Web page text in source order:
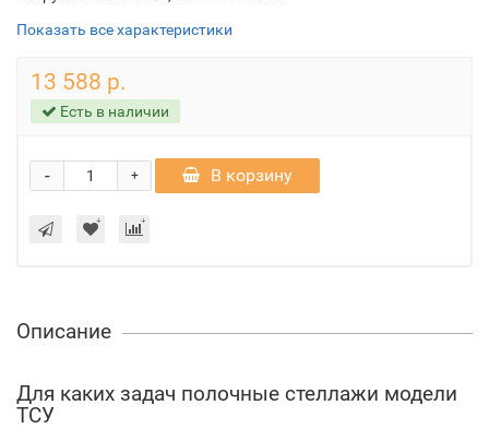
Показать все характеристики
13 588 р.
Есть в наличии
+
- В корзину
Описание
Для каких задач полочные стеллажи модели
ТСУ